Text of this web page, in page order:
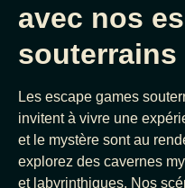
avec nos
souterrains
Les escape games
invitent à vivre une
et le mystère sont au
explorez des cavernes
et labyrinthiques. Nos